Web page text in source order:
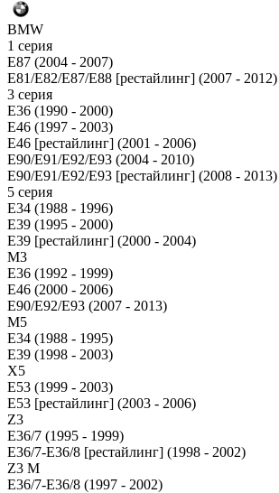
BMW
1 серия
E87 (2004 - 2007)
E81/E82/E87/E88 [рестайлинг] (2007 - 2012)
3 серия
E36 (1990 - 2000)
E46 (1997 - 2003)
E46 [рестайлинг] (2001 - 2006)
E90/E91/E92/E93 (2004 - 2010)
E90/E91/E92/E93 [рестайлинг] (2008 - 2013)
5 серия
E34 (1988 - 1996)
E39 (1995 - 2000)
E39 [рестайлинг] (2000 - 2004)
M3
E36 (1992 - 1999)
E46 (2000 - 2006)
E90/E92/E93 (2007 - 2013)
М5
E34 (1988 - 1995)
E39 (1998 - 2003)
X5
E53 (1999 - 2003)
E53 [рестайлинг] (2003 - 2006)
Z3
E36/7 (1995 - 1999)
E36/7-E36/8 [рестайлинг] (1998 - 2002)
Z3 M
E36/7-E36/8 (1997 - 2002)